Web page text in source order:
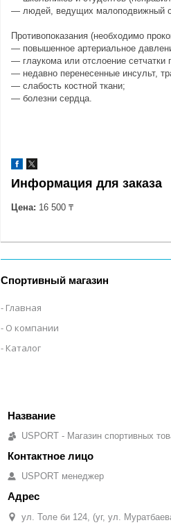
― людей, ведущих малоподвижный
Противопоказания (необходимо
― повышенное артериальное
― глаукома или отслоение сетчатки
― недавно перенесенные инсульт,
― слабость костной ткани;
― болезни сердца.
Информация для заказа
Цена: 16 500 ₸
Спортивный магазин
Главная
О компании
Каталог
USPORT - Магазин спортивных
USPORT менеджер
ул. Толе би 124, (уг, ул.